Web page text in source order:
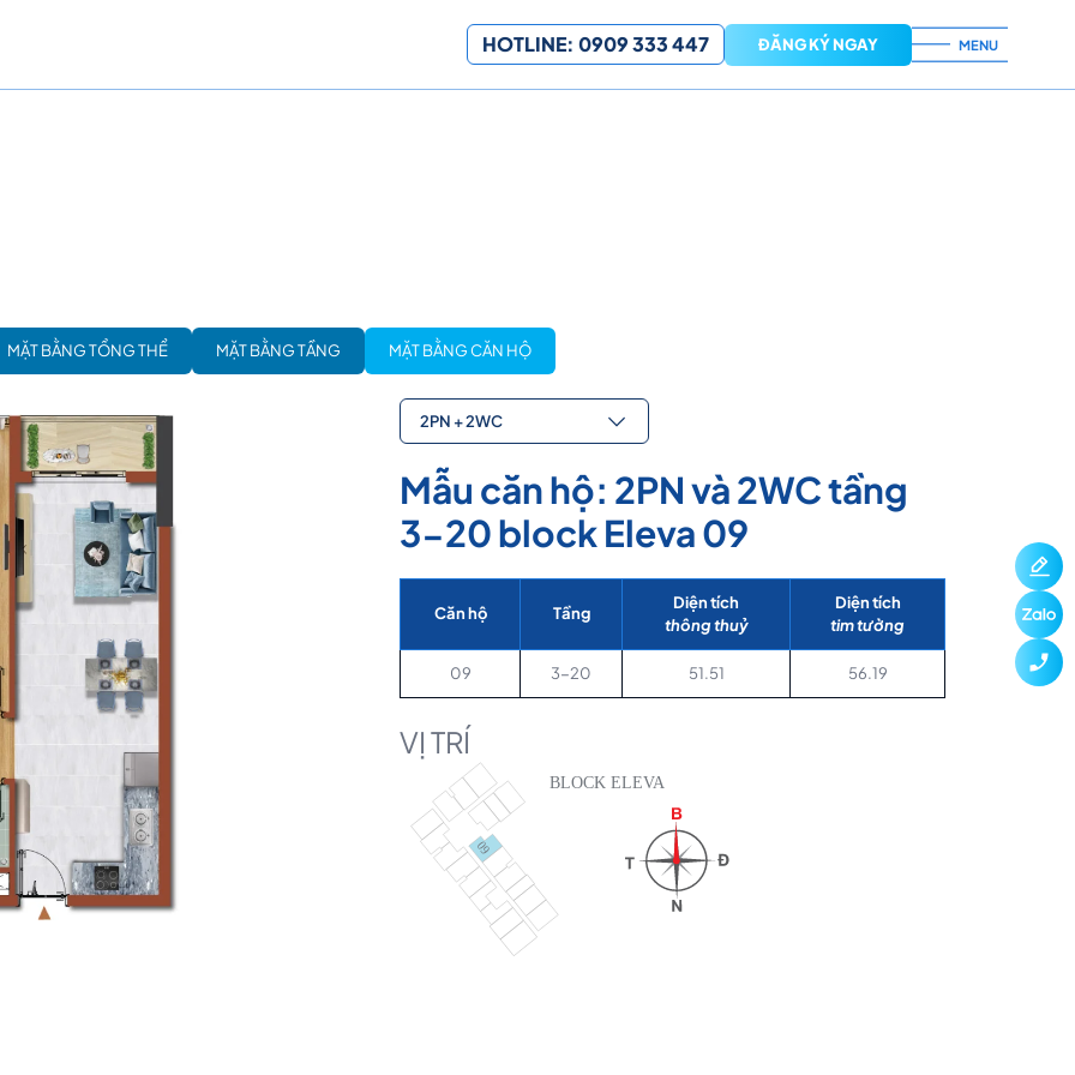
HOTLINE: 0909 333 447 ĐĂNG KÝ NGAY MENU
MẶT BẰNG TỔNG THỂ MẶT BẰNG TẦNG MẶT BẰNG CĂN HỘ
2PN + 2WC
Mẫu căn hộ: 2PN và 2WC tầng
3-20 block Eleva 09
Căn hộ Tầng
Diện tích
thông thuỷ
Diện tích
tim tường
09 3-20 51.51 56.19
VỊ TRÍ